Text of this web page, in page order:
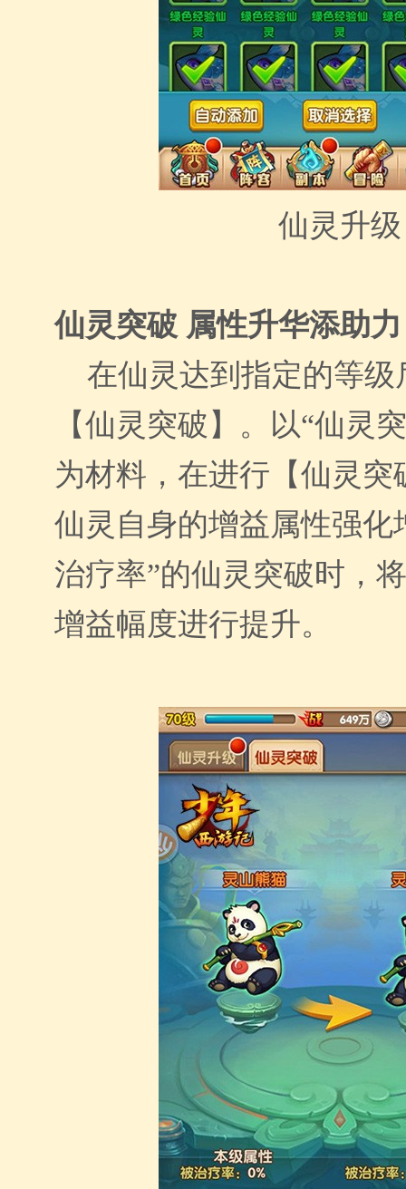
仙灵升级
仙灵突破 属性升华添助力
在仙灵达到指定的等级
【仙灵突破】。以“仙灵
为材料，在进行【仙灵突
仙灵自身的增益属性强化
治疗率”的仙灵突破时，
增益幅度进行提升。